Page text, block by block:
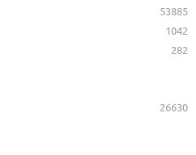
53885
1042
282
26630